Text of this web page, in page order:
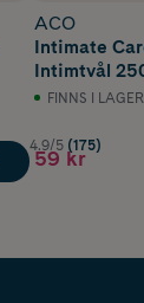
ACO
Intimate
Intimtvål
FINNS I LAGER
4.9/5 (175)
59 kr